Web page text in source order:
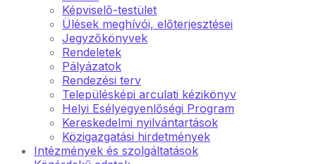
Képviselő-testület
Ülések meghívói, előterjesztései
Jegyzőkönyvek
Rendeletek
Pályázatok
Rendezési terv
Településképi arculati kézikönyv
Helyi Esélyegyenlőségi Program
Kereskedelmi nyilvántartások
Közigazgatási hirdetmények
Intézmények és szolgáltatások